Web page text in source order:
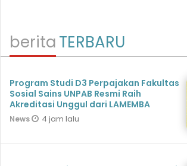
beritaTERBARU
Program Studi D3 Perpajakan Fakultas
Sosial Sains UNPAB Resmi Raih
Akreditasi Unggul dari LAMEMBA
News 4 jam lalu